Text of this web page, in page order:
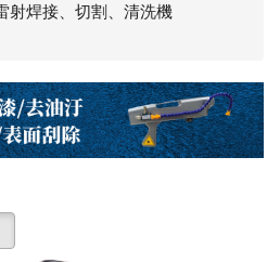
射焊接、切割、清洗機